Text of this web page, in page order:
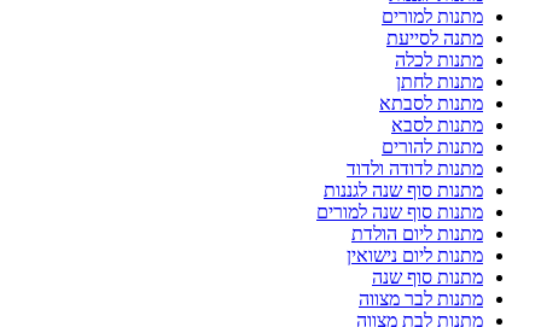
מתנות למורים
מתנה לסייעת
מתנות לכלה
מתנות לחתן
מתנות לסבתא
מתנות לסבא
מתנות להורים
מתנות לדודה ולדוד
מתנות סוף שנה לגננות
מתנות סוף שנה למורים
מתנות ליום הולדת
מתנות ליום נישואין
מתנות סוף שנה
מתנות לבר מצווה
מתנות לבת מצווה